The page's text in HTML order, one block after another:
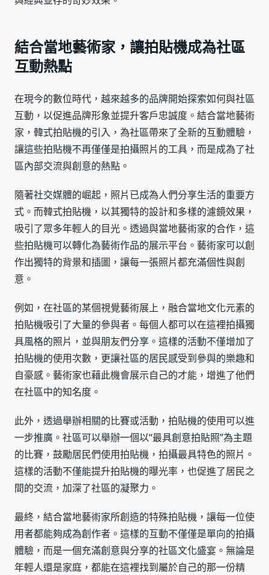
結合當地藝術家，讓拍貼機成為社區
互動熱點
在現今的數位時代，越來越多的品牌開始探索如何與社區
互動，以促進品牌形象並提升客戶忠誠度。結合當地藝術
家，韓式拍貼機的引入，為社區帶來了全新的互動體驗，
讓這些拍貼機不再僅僅是拍攝照片的工具，而是成為了社
區內部交流與創意的熱點。
隨著社交媒體的崛起，照片已成為人們分享生活的重要方
式。而韓式拍貼機，以其獨特的設計和多樣的濾鏡效果，
吸引了眾多年輕人的目光。透過與當地藝術家的合作，這
些拍貼機可以轉化為藝術作品的展示平台。藝術家可以創
作出獨特的背景和插圖，讓每一張照片都充滿個性與創
意。
例如，在社區的某個視覺藝術展上，融合當地文化元素的
拍貼機吸引了大量的參與者。每個人都可以在這裡拍攝獨
具風格的照片，並與朋友們分享。這樣的活動不僅增加了
拍貼機的使用次數，更讓社區的居民感受到參與的樂趣和
自豪感。藝術家也藉此機會展示自己的才能，增進了他們
在社區中的知名度。
此外，透過舉辦相關的比賽或活動，拍貼機的使用可以進
一步推廣。社區可以舉辦一個以“最具創意拍貼照”為主題
的比賽，鼓勵居民們使用拍貼機，拍攝最具特色的照片。
這樣的活動不僅能提升拍貼機的曝光率，也促進了居民之
間的交流，加深了社區的凝聚力。
最終，結合當地藝術家所創造的特殊拍貼機，讓每一位使
用者都能夠成為創作者。這樣的互動不僅僅是單向的拍攝
體驗，而是一個充滿創意與分享的社區文化盛宴。無論是
年輕人還是家庭，都能在這裡找到屬於自己的那一份精